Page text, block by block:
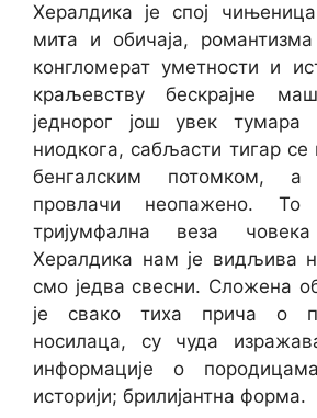
Хералдика је спој
мита и обичаја,
конгломерат уметности и
краљевству бескрајне
једнорог још увек тумара
ниодкога, сабљасти тигар се
бенгалским потомком, а
провлачи неопажено.
тријумфална веза
Хералдика нам је видљива
смо једва свесни. Сложена
је свако тиха прича о
носилаца, су чуда
информације о
историји; брилијантна форма.